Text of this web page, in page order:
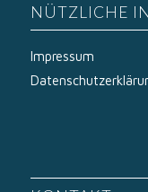
NÜTZLICHE
Impressum